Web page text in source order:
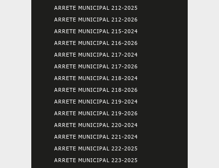
ARRETE MUNICIPAL 212-2025
ARRETE MUNICIPAL 212-2026
ARRETE MUNICIPAL 215-2024
ARRETE MUNICIPAL 216-2026
ARRETE MUNICIPAL 217-2024
ARRETE MUNICIPAL 217-2026
ARRETE MUNICIPAL 218-2024
ARRETE MUNICIPAL 218-2026
ARRETE MUNICIPAL 219-2024
ARRETE MUNICIPAL 219-2026
ARRETE MUNICIPAL 220-2024
ARRETE MUNICIPAL 221-2024
ARRETE MUNICIPAL 222-2025
ARRETE MUNICIPAL 223-2025